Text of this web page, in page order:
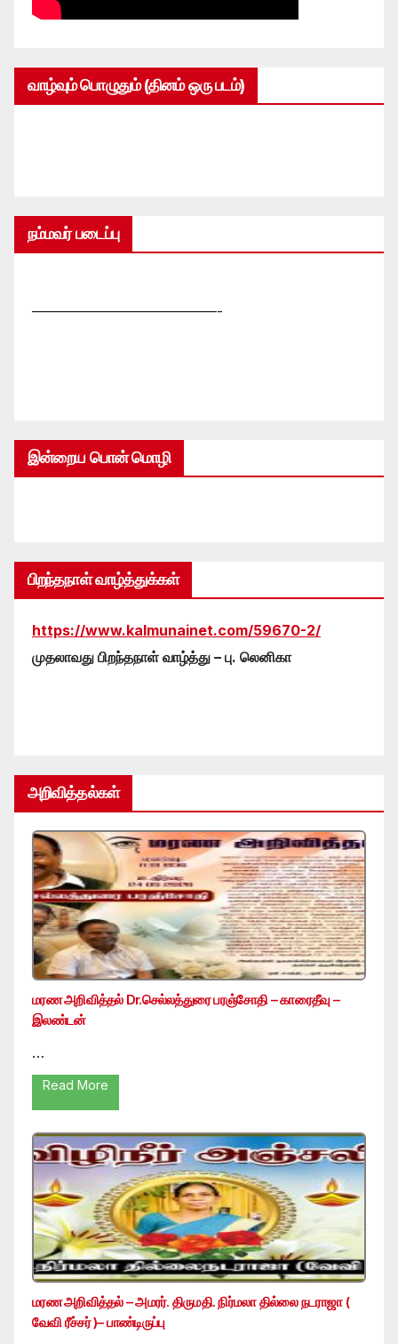
வாழ்வும் பொழுதும் (தினம் ஒரு படம்)
நம்மவர் படைப்பு
—————————————-
இன்றைய பொன் மொழி
பிறந்தநாள் வாழ்த்துக்கள்
https://www.kalmunainet.com/59670-2/
முதலாவது பிறந்தநாள் வாழ்த்து – பு. லெனிகா
அறிவித்தல்கள்
மரண அறிவித்தல் Dr.செல்லத்துரை பரஞ்சோதி – காரைதீவு –
இலண்டன்
…
Read More
மரண அறிவித்தல் – அமரர். திருமதி. நிர்மலா தில்லை நடராஜா (
வேவி ரீச்சர் )– பாண்டிருப்பு